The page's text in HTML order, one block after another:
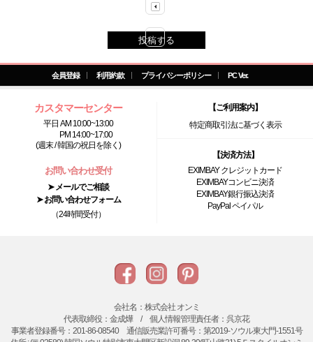
6
投稿する
会員登録 利用約款 プライバシーポリシー PC Ver.
カスタマーセンター
平日 AM 10:00~13:00
PM 14:00~17:00
(週末 / 韓国の祝日を除く)
お問い合わせ受付
➤ メールでご相談
➤ お問い合わせフォーム
（24時間受付）
【ご利用案内】
特定商取引法に基づく表示
【決済方法】
EXIMBAY クレジットカード
EXIMBAYコンビニ決済
EXIMBAY銀行振込決済
PayPal ペイパル
会社名：株式会社 オンミ
代表取締役：金成燁 / 個人情報管理責任者：呉京花
事業者登録番号：201-86-08540 通信販売業許可番号：第2019-ソウル東大門-1551号